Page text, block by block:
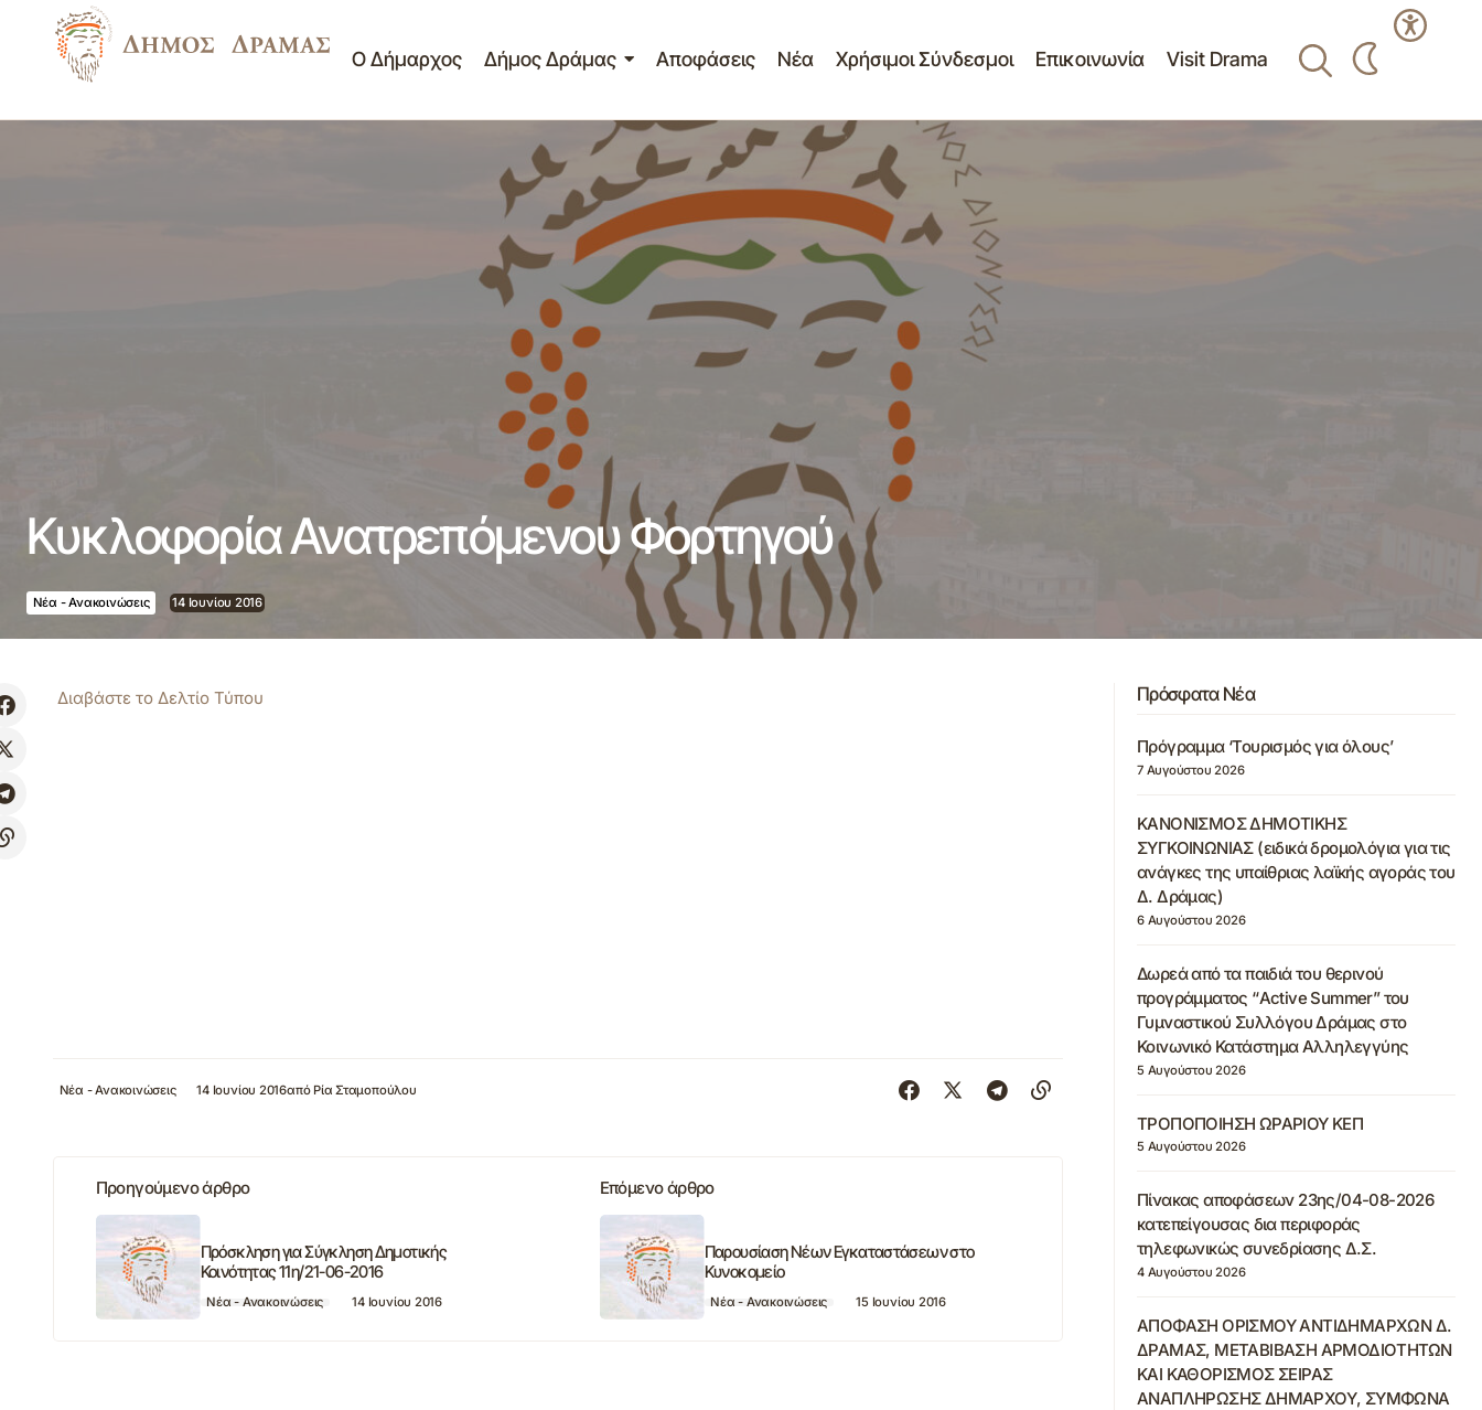
Ο Δήμαρχος Δήμος Δράμας Αποφάσεις Νέα Χρήσιμοι Σύνδεσμοι Επικοινωνία Visit Drama
Νέα - Ανακοινώσεις Κυκλοφορία Ανατρεπόμενου Φορτηγού
Κυκλοφορία Ανατρεπόμενου Φορτηγού
Νέα - Ανακοινώσεις 14 Ιουνίου 2016
Διαβάστε το Δελτίο Τύπου
Νέα - Ανακοινώσεις 14 Ιουνίου 2016από Ρία Σταμοπούλου
Προηγούμενο άρθρο
Πρόσκληση για Σύγκληση Δημοτικής
Κοινότητας 11η/21-06-2016
Νέα - Ανακοινώσεις 14 Ιουνίου 2016
Επόμενο άρθρο
Παρουσίαση Νέων Εγκαταστάσεων στο
Κυνοκομείο
Νέα - Ανακοινώσεις 15 Ιουνίου 2016
Πρόσφατα Νέα
Πρόγραμμα ‘Τουρισμός για όλους’
7 Αυγούστου 2026
ΚΑΝΟΝΙΣΜΟΣ ΔΗΜΟΤΙΚΗΣ
ΣΥΓΚΟΙΝΩΝΙΑΣ (ειδικά δρομολόγια για τις
ανάγκες της υπαίθριας λαϊκής αγοράς του
Δ. Δράμας)
6 Αυγούστου 2026
Δωρεά από τα παιδιά του θερινού
προγράμματος “Active Summer” του
Γυμναστικού Συλλόγου Δράμας στο
Κοινωνικό Κατάστημα Αλληλεγγύης
5 Αυγούστου 2026
ΤΡΟΠΟΠΟΙΗΣΗ ΩΡΑΡΙΟΥ ΚΕΠ
5 Αυγούστου 2026
Πίνακας αποφάσεων 23ης/04-08-2026
κατεπείγουσας δια περιφοράς
τηλεφωνικώς συνεδρίασης Δ.Σ.
4 Αυγούστου 2026
ΑΠΟΦΑΣΗ ΟΡΙΣΜΟΥ ΑΝΤΙΔΗΜΑΡΧΩΝ Δ.
ΔΡΑΜΑΣ, ΜΕΤΑΒΙΒΑΣΗ ΑΡΜΟΔΙΟΤΗΤΩΝ
ΚΑΙ ΚΑΘΟΡΙΣΜΟΣ ΣΕΙΡΑΣ
ΑΝΑΠΛΗΡΩΣΗΣ ΔΗΜΑΡΧΟΥ, ΣΥΜΦΩΝΑ